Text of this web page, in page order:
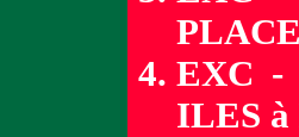
EXC -
ILES